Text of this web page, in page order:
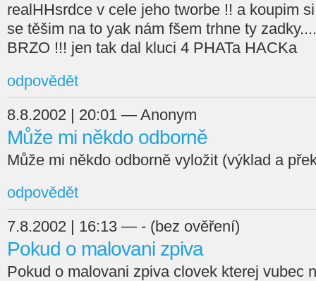
realHHsrdce v cele jeho tworbe !! a koupim
se těšim na to yak nám fšem trhne ty
BRZO !!! jen tak dal kluci 4 PHATa HACKa
odpovědět
8.8.2002 | 20:01 — Anonym
Může mi někdo odborně
Může mi někdo odborně vyložit (výklad a
odpovědět
7.8.2002 | 16:13 — - (bez ověření)
Pokud o malovani zpiva
Pokud o malovani zpiva clovek kterej vubec